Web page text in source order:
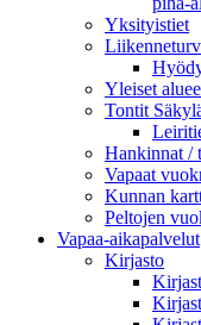
Yksityistiet
Yleiset
Tontit
Hankinnat /
Vapaat
Kunnan
Peltojen
Vapaa-aika­palvelut
Kirjasto